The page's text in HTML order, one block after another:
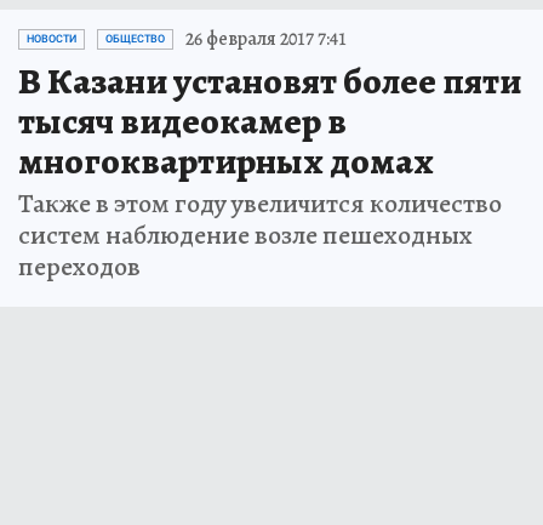
НОВОСТИ ОБЩЕСТВО 26 февраля 2017 7:41
В Казани установят более пяти
тысяч видеокамер в
многоквартирных домах
Также в этом году увеличится количество
систем наблюдение возле пешеходных
переходов